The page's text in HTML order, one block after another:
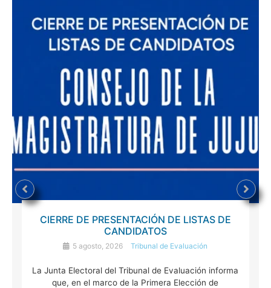
CIERRE DE PRESENTACIÓN DE LISTAS DE
CANDIDATOS
5 agosto, 2026 Tribunal de Evaluación
La Junta Electoral del Tribunal de Evaluación informa
que, en el marco de la Primera Elección de